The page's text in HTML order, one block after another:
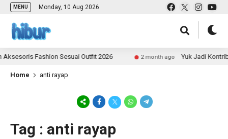
MENU Monday, 10 Aug 2026
Fashion Sesuai Outfit 2026 2 month ago Yuk Jadi
Home anti rayap
Tag : anti rayap